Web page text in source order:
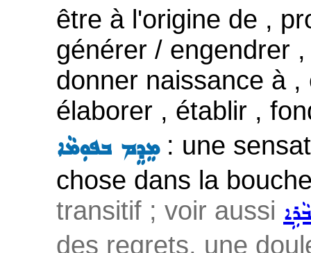
être à l'origine de ,
générer / engendrer
donner naissance à
élaborer , établir ,
ܡܸܕܸܡ ܒܦܘܼܡܵܐ: une
chose dans la
transitif ; voir aussi ܒܵܪܹܐ
des regrets, une